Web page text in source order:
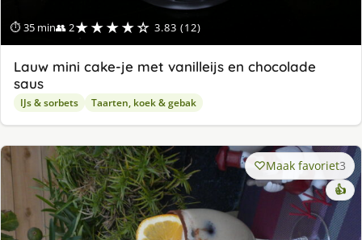
⏱ 35 min👥 2★★★★☆ 3.83 (12)
Lauw mini cake-je met vanilleijs en chocolade
saus
IJs & sorbets Taarten, koek & gebak
Maak favoriet3
👍